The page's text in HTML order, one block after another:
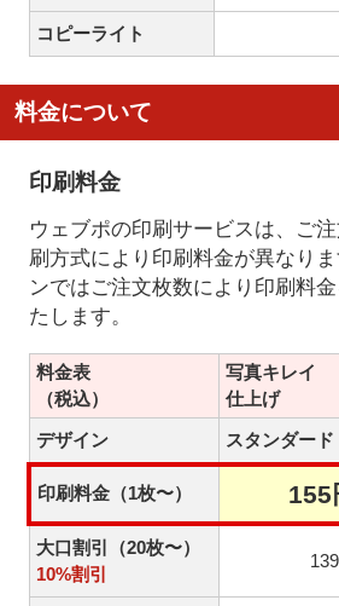
コピーライト
料金について
印刷料金
ウェブポの印刷サービスは、ご
刷方式により印刷料金が異なり
ンではご注文枚数により印刷料
たします。
料金表
（税込）
写真キレイ
仕上げ
デザイン
スタンダード
印刷料金（1枚〜） 155
大口割引（20枚〜）
10%割引